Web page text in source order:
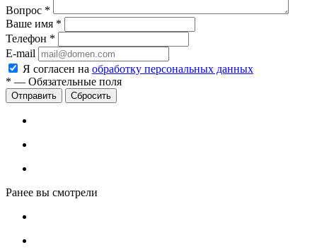
Вопрос *
Ваше имя *
Телефон *
E-mail
Я согласен на обработку персональных данных
* — Обязательные поля
Сбросить
Ранее вы смотрели